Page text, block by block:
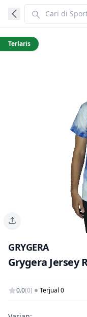
Terlaris
GRYGERA
Grygera Jersey
0.0(0) Terjual 0